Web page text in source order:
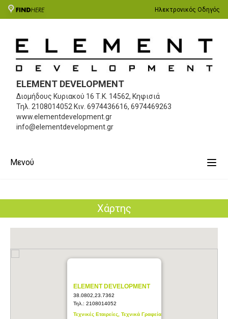
Ηλεκτρονικός Οδηγός
ELEMENT DEVELOPMENT
Διομήδους Κυριακού 16 Τ.Κ. 14562, Κηφισιά
Τηλ. 2108014052 Κιν. 6974436616, 6974469263
www.elementdevelopment.gr
info@elementdevelopment.gr
Μενού
Χάρτης
ELEMENT DEVELOPMENT
38.0802,23.7362
Τηλ.: 2108014052
Τεχνικές Εταιρείες, Τεχνικά Γραφεία